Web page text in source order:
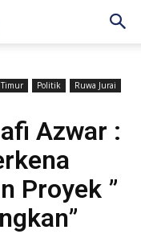
Politik
Ruwa Jurai
Azwar :
Proyek ”